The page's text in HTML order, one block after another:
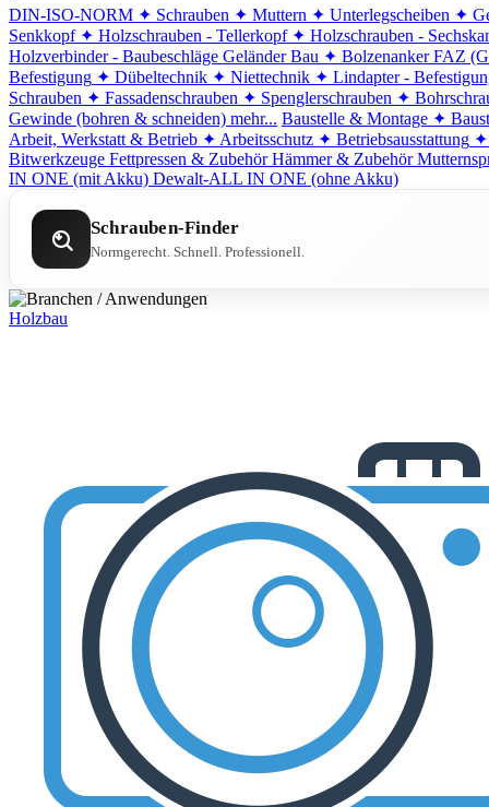
DIN-ISO-NORM ✦ Schrauben ✦ Muttern ✦ Unterlegscheiben ✦
Senkkopf ✦ Holzschrauben - Tellerkopf ✦ Holzschrauben -
Holzverbinder - Baubeschläge Geländer Bau ✦ Bolzenanker FAZ
Befestigung ✦ Dübeltechnik ✦ Niettechnik ✦ Lindapter -
Schrauben ✦ Fassadenschrauben ✦ Spenglerschrauben ✦
Gewinde (bohren & schneiden) mehr... Baustelle & Montage ✦
Arbeit, Werkstatt & Betrieb ✦ Arbeitsschutz ✦ Betriebsausstattung ✦
Bitwerkzeuge Fettpressen & Zubehör Hämmer & Zubehör
IN ONE (mit Akku) Dewalt-ALL IN ONE (ohne Akku)
Schrauben-Finder
Normgerecht. Schnell. Professionell.
Holzbau